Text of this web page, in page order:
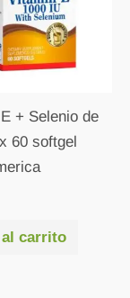
+ Selenio de
60 softgel
carrito